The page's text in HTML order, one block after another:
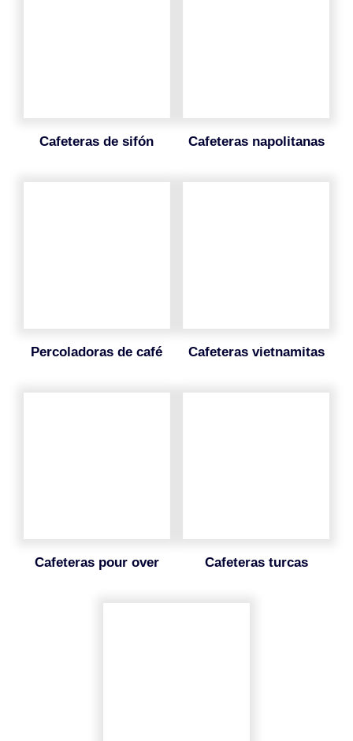
cafeteras de sifón cafeteras napolitanas
percoladoras de café cafeteras vietnamitas
cafeteras pour over cafeteras turcas